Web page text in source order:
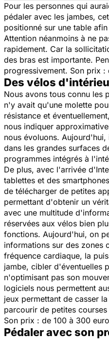
Pour les personnes qui
pédaler avec les jambes,
positionné sur une table
Attention néanmoins à ne
rapidement. Car la
des bras est importante.
progressivement. Son prix
Des vélos
Nous avons tous connu les
n'y avait qu'une molette
résistance et
nous indiquer
nous évoluons.
dans les grandes surfaces
programmes intégrés à
De plus, avec l'arrivée
tablettes et des
de télécharger de petites
permettant d'obtenir un
avec une multitude
réservées aux vélos bien
fonctions. Aujourd'hui, on
informations sur des zones
fréquence cardiaque, la
jambe, cibler d'éventuelles
n'optimisant pas son
logiciels nous permettent
jeux permettant de casser
parcourir de petites
Son prix : de 100 à 300
Pédaler avec son